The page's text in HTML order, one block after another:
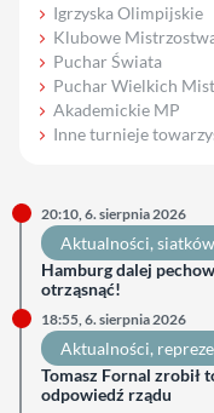
Igrzyska Olimpijskie
Klubowe
Puchar Świata
Puchar Wielkich
Akademickie MP
Inne turnieje
20:10, 6. sierpnia 2026
Aktualności,
Hamburg dalej
otrząsnąć!
18:55, 6. sierpnia 2026
Aktualności,
Tomasz Fornal zrobił
odpowiedź rządu